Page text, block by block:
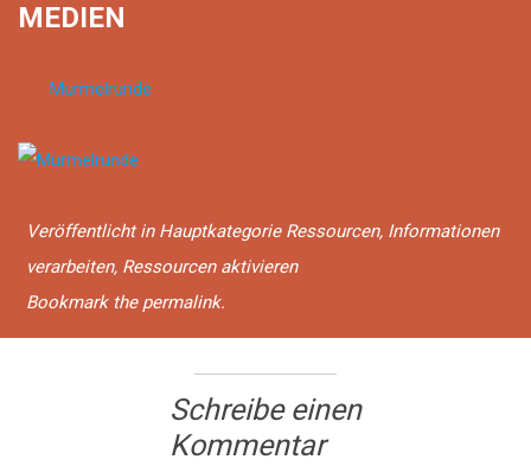
MEDIEN
Murmelrunde
Veröffentlicht in Hauptkategorie Ressourcen, Informationen
verarbeiten, Ressourcen aktivieren
Bookmark the permalink.
Schreibe einen
Kommentar